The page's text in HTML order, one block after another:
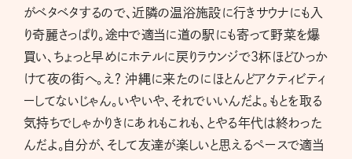
がベタベタするので、近隣の温浴施設に行きサウナにも入
り奇麗さっぱり。途中で適当に道の駅にも寄って野菜を爆
買い、ちょっと早めにホテルに戻りラウンジで３杯ほどひっか
けて夜の街へ。え？ 沖縄に来たのにほとんどアクティビティ
ーしてないじゃん。いやいや、それでいいんだよ。もとを取る
気持ちでしゃかりきにあれもこれも、とやる年代は終わった
んだよ。自分が、そして友達が楽しいと思えるペースで適当